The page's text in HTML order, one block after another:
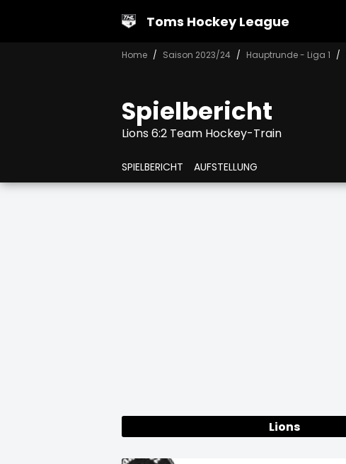
Toms Hockey League
Home Saison 2023/24 Hauptrunde - Liga 1
Spielbericht
Lions 6:2 Team Hockey-Train
SPIELBERICHT AUFSTELLUNG
Lions